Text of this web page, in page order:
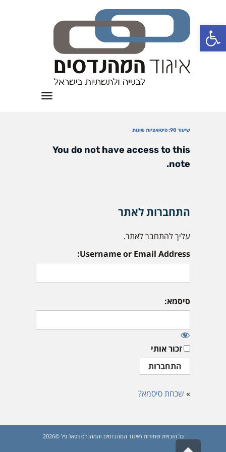
פתח סרגל נגישות
תפריט
שיעור 90: סיטואציות שונות
You do not have access to this
note.
התחברות לאתר
עליך להתחבר לאתר.
Username or Email Address:
סיסמא:
זכור אותי
» שכחת סיסמא?
כל הזכויות שמורות לאיגוד המהנדסים והמהנדס רפאל גיל ©2026